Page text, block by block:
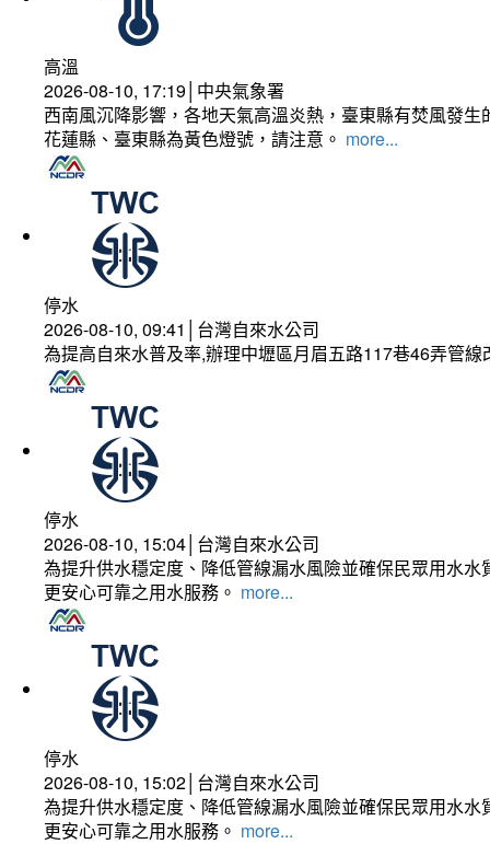
高溫
2026-08-10, 17:19│中央氣象署
西南風沉降影響，各地天氣高溫炎熱，臺東縣有焚風發
花蓮縣、臺東縣為黃色燈號，請注意。 more...
停水
2026-08-10, 09:41│台灣自來水公司
為提高自來水普及率,辦理中壢區月眉五路117巷46弄管
停水
2026-08-10, 15:04│台灣自來水公司
為提升供水穩定度、降低管線漏水風險並確保民眾用水
更安心可靠之用水服務。 more...
停水
2026-08-10, 15:02│台灣自來水公司
為提升供水穩定度、降低管線漏水風險並確保民眾用水
更安心可靠之用水服務。 more...